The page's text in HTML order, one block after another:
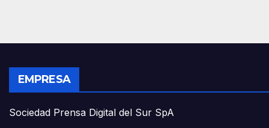
EMPRESA
Sociedad Prensa Digital del Sur SpA